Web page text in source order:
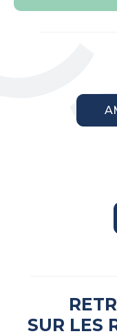
SUR LES